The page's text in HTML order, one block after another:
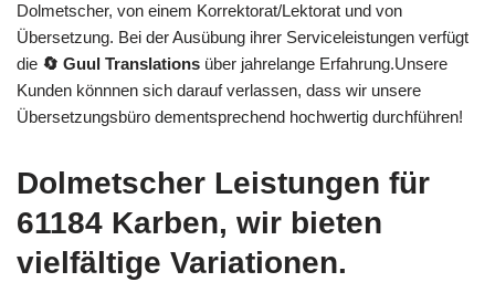
Dolmetscher, von einem Korrektorat/Lektorat und von
Übersetzung. Bei der Ausübung ihrer Serviceleistungen verfügt
die 🔄 Guul Translations über jahrelange Erfahrung.Unsere
Kunden könnnen sich darauf verlassen, dass wir unsere
Übersetzungsbüro dementsprechend hochwertig durchführen!
Dolmetscher Leistungen für
61184 Karben, wir bieten
vielfältige Variationen.